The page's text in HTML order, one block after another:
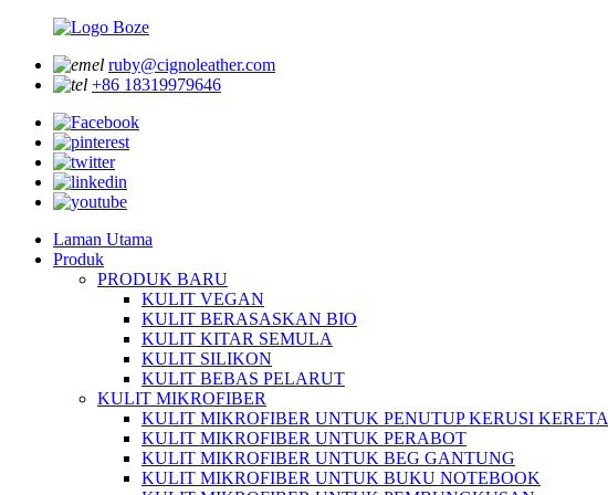
ruby@cignoleather.com
+86 18319979646
Laman Utama
Produk
PRODUK BARU
KULIT VEGAN
KULIT BERASASKAN BIO
KULIT KITAR SEMULA
KULIT SILIKON
KULIT BEBAS PELARUT
KULIT MIKROFIBER
KULIT MIKROFIBER UNTUK PENUTUP KERUSI KERETA
KULIT MIKROFIBER UNTUK PERABOT
KULIT MIKROFIBER UNTUK BEG GANTUNG
KULIT MIKROFIBER UNTUK BUKU NOTEBOOK